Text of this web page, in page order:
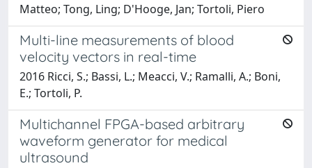
Matteo; Tong, Ling; D'Hooge, Jan; Tortoli, Piero
Multi-line measurements of blood
velocity vectors in real-time
2016 Ricci, S.; Bassi, L.; Meacci, V.; Ramalli, A.; Boni,
E.; Tortoli, P.
Multichannel FPGA-based arbitrary
waveform generator for medical
ultrasound